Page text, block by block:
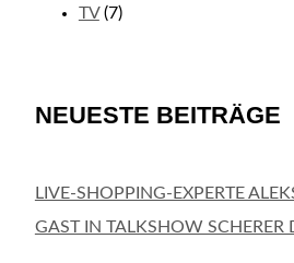
TV(7)
NEUESTE BEITRÄGE
LIVE-SHOPPING-EXPERTE
GAST IN TALKSHOW SCHERER